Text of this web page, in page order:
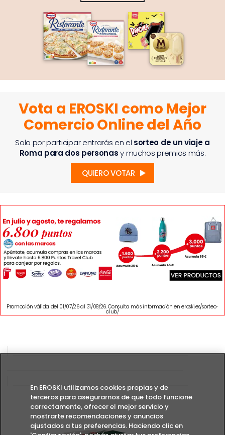
Vota a EROSKI como Mejor
Comercio Online del Año
Solo por participar entrarás en el sorteo de un viaje a
Roma para dos personasy muchos premios más.
QUIERO VOTAR
Promoción válida del 01/07/26 al 31/08/26. Consulta más información en eroski.es/sorteo-
club/
En EROSKI utilizamos cookies propias y de
terceros para asegurarnos de que todo funcione
correctamente, ofrecer el mejor servicio y
mostrarte recomendaciones y anuncios
ajustados a tus preferencias. Haciendo clic en